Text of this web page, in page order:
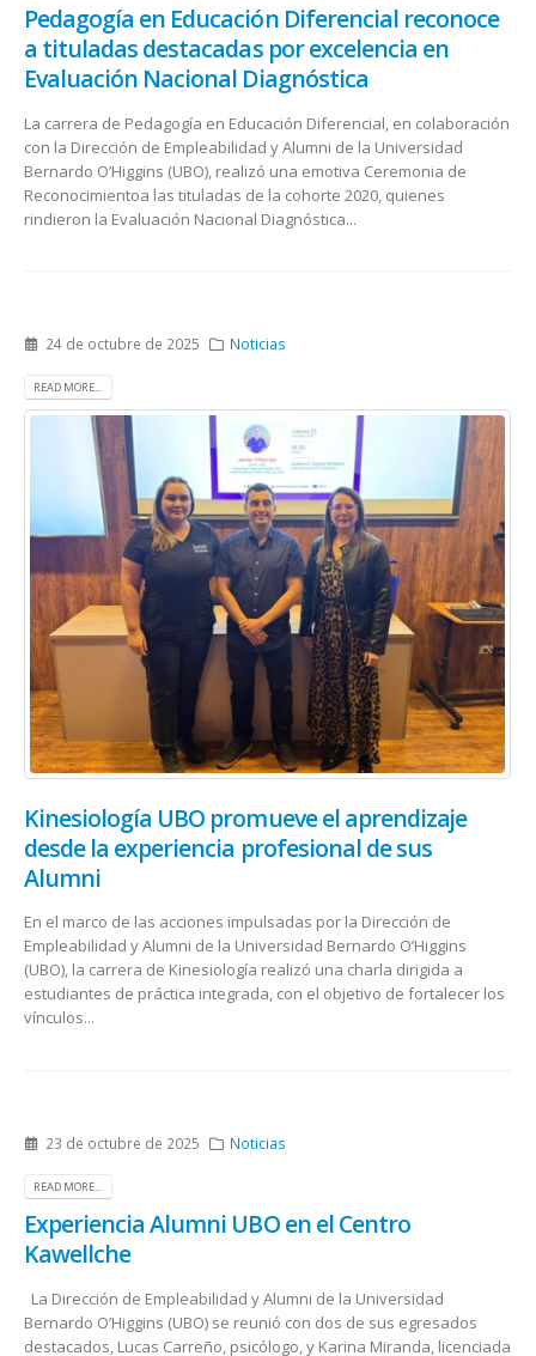
Pedagogía en Educación Diferencial reconoce
a tituladas destacadas por excelencia en
Evaluación Nacional Diagnóstica
La carrera de Pedagogía en Educación Diferencial, en colaboración
con la Dirección de Empleabilidad y Alumni de la Universidad
Bernardo O’Higgins (UBO), realizó una emotiva Ceremonia de
Reconocimientoa las tituladas de la cohorte 2020, quienes
rindieron la Evaluación Nacional Diagnóstica...
24 de octubre de 2025 Noticias
READ MORE...
Kinesiología UBO promueve el aprendizaje
desde la experiencia profesional de sus
Alumni
En el marco de las acciones impulsadas por la Dirección de
Empleabilidad y Alumni de la Universidad Bernardo O’Higgins
(UBO), la carrera de Kinesiología realizó una charla dirigida a
estudiantes de práctica integrada, con el objetivo de fortalecer los
vínculos...
23 de octubre de 2025 Noticias
READ MORE...
Experiencia Alumni UBO en el Centro
Kawellche
La Dirección de Empleabilidad y Alumni de la Universidad
Bernardo O’Higgins (UBO) se reunió con dos de sus egresados
destacados, Lucas Carreño, psicólogo, y Karina Miranda, licenciada